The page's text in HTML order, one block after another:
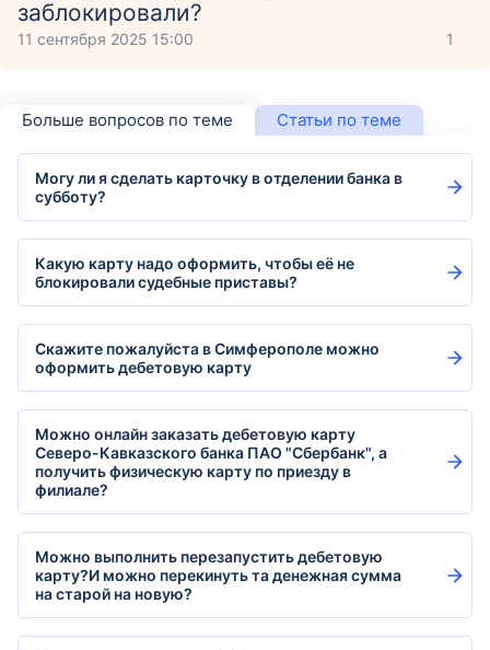
заблокировали?
11 сентября 2025 15:00 1
Больше вопросов по теме Статьи по теме
Могу ли я сделать карточку в отделении банка в
субботу?
Какую карту надо оформить, чтобы её не
блокировали судебные приставы?
Скажите пожалуйста в Симферополе можно
оформить дебетовую карту
Можно онлайн заказать дебетовую карту
Северо-Кавказского банка ПАО "Сбербанк", а
получить физическую карту по приезду в
филиале?
Можно выполнить перезапустить дебетовую
карту?И можно перекинуть та денежная сумма
на старой на новую?